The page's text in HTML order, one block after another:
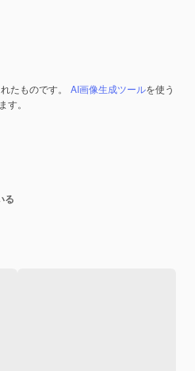
たものです。 AI画像生成ツールを使う
。
る